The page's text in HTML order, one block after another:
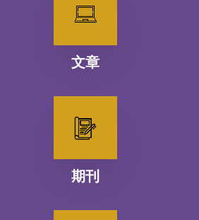
文章
期刊